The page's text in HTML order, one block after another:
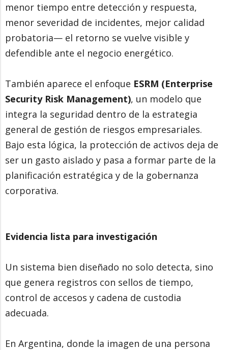
menor tiempo entre detección y respuesta,
menor severidad de incidentes, mejor calidad
probatoria— el retorno se vuelve visible y
defendible ante el negocio energético.
También aparece el enfoque ESRM (Enterprise
Security Risk Management), un modelo que
integra la seguridad dentro de la estrategia
general de gestión de riesgos empresariales.
Bajo esta lógica, la protección de activos deja de
ser un gasto aislado y pasa a formar parte de la
planificación estratégica y de la gobernanza
corporativa.
Evidencia lista para investigación
Un sistema bien diseñado no solo detecta, sino
que genera registros con sellos de tiempo,
control de accesos y cadena de custodia
adecuada.
En Argentina, donde la imagen de una persona